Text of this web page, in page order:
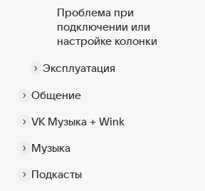
Проблема при
подключении или
настройке колонки
Эксплуатация
Общение
VK Музыка + Wink
Музыка
Подкасты